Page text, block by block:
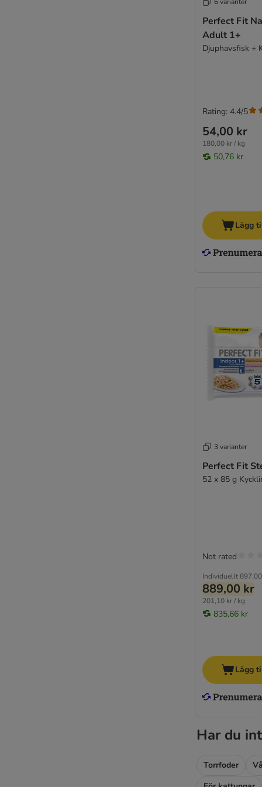
6 varianter
Perfect Fit
Adult 1+
Djuphavsfisk +
54,00 kr
180,00 kr / kg
50,76 kr
Rating: 4.4/5
Lägg
3 varianter
Perfect Fit
52 x 85 g
Individuellt
889,00 kr
201,10 kr / kg
835,66 kr
Not rated
Lägg
Har du
Torrfoder